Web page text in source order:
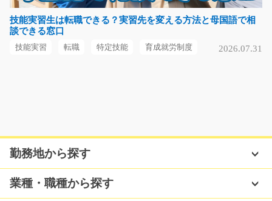
軽くて扱いやすいアルミ板を使った加工・軸掛け作業を
お任せします。 製品…
長期（3ヶ月以上）
時給1250円
配電盤の組立作業/t03_01189
急募
配電盤に使用される電子部品の組立作業を行います。 主
な業務は、配電盤へ…
技能実習生は転職できる？実習先を変える方法と母国語で相
談できる窓口
技能実習 転職 特定技能 育成就労制度 2026.07.31
勤務地から探す
業種・職種から探す